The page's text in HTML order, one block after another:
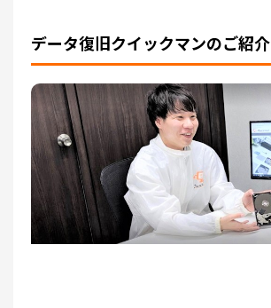
データ復旧クイックマンのご紹介